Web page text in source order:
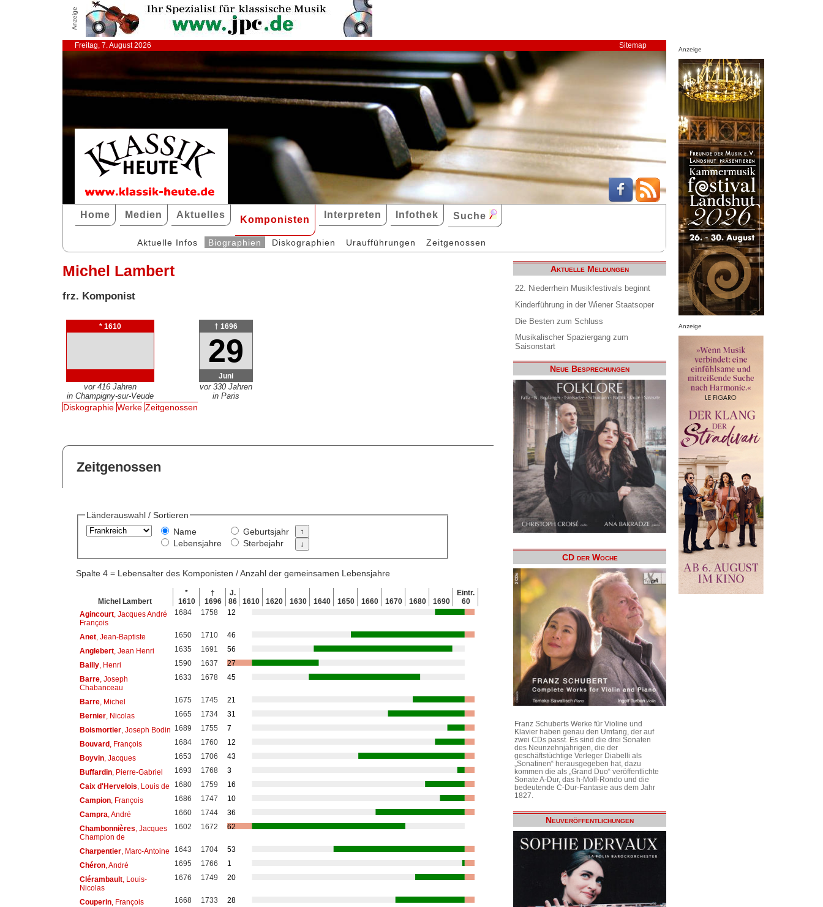
Anzeige
Freitag, 7. August 2026 Sitemap
Home Medien Aktuelles Komponisten Interpreten Infothek Suche
Aktuelle Infos Biographien Diskographien Uraufführungen Zeitgenossen
Michel Lambert
frz. Komponist
* 1610
vor 416 Jahren
in Champigny-sur-Veude
† 1696
29
Juni
vor 330 Jahren
in Paris
Diskographie Werke Zeitgenossen
Zeitgenossen
Länderauswahl / Sortieren
Name
Lebensjahre
Geburtsjahr
Sterbejahr
Spalte 4 = Lebensalter des Komponisten / Anzahl der gemeinsamen Lebensjahre
Michel Lambert
*
1610
†
1696
J.
86
1610 1620 1630 1640 1650 1660 1670 1680 1690
Eintr.
60
Agincourt, Jacques André
François
1684 1758 12
Anet, Jean-Baptiste 1650 1710
46
Anglebert, Jean Henri 1635 1691
56
Bailly, Henri 1590 1637
27
Barre, Joseph
Chabanceau
1633 1678 45
Barre, Michel 1675 1745
21
Bernier, Nicolas 1665 1734
31
Boismortier, Joseph Bodin 1689 1755
7
Bouvard, François 1684 1760
12
Boyvin, Jacques 1653 1706
43
Buffardin, Pierre-Gabriel 1693 1768
3
Caix d'Hervelois , Louis de 1680 1759
16
Campion, François 1686 1747
10
Campra , André 1660 1744
36
Chambonnières , Jacques
Champion de
1602 1672 62
Charpentier, Marc-Antoine 1643 1704
53
Chéron, André 1695 1766
1
Clérambault, Louis-
Nicolas
1676 1749 20
Couperin, François 1668 1733
28
Aktuelle Meldungen
22. Niederrhein Musikfestivals beginnt
Kinderführung in der Wiener Staatsoper
Die Besten zum Schluss
Musikalischer Spaziergang zum
Saisonstart
Neue Besprechungen
CD der Woche
Franz Schuberts Werke für Violine und
Klavier haben genau den Umfang, der auf
zwei CDs passt. Es sind die drei Sonaten
des Neunzehnjährigen, die der
geschäftstüchtige Verleger Diabelli als
„Sonatinen“ herausgegeben hat, dazu
kommen die als „Grand Duo“ veröffentlichte
Sonate A-Dur, das h-Moll-Rondo und die
bedeutende C-Dur-Fantasie aus dem Jahr
1827.
Neuveröffentlichungen
Anzeige
Anzeige